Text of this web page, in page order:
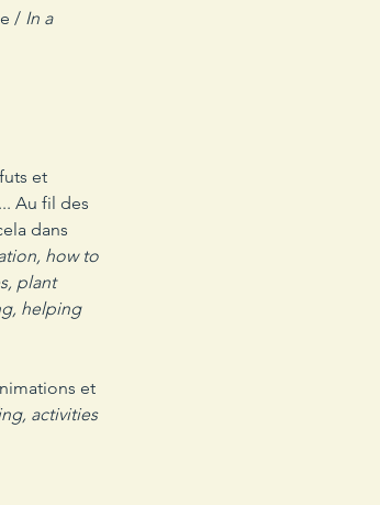
/ In a
et
Au fil des
dans
how to
plant
helping
activities